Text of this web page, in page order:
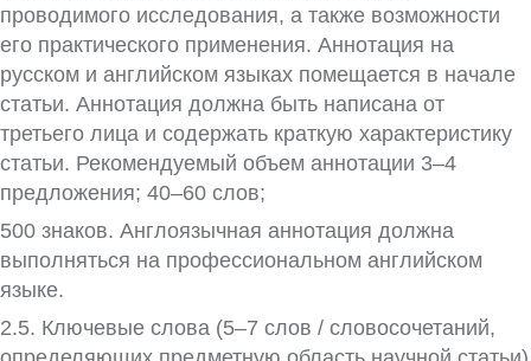
проводимого исследования, а также возможности
его практического применения. Аннотация на
русском и английском языках помещается в начале
статьи. Аннотация должна быть напи­сана от
третьего лица и содержать краткую характеристику
статьи. Рекомендуемый объем аннотации 3–4
предложения; 40–60 слов;
500 знаков. Англоязычная аннотация должна
выполняться на профессиональном английском
языке.
2.5. Ключевые слова (5–7 слов / словосо­четаний,